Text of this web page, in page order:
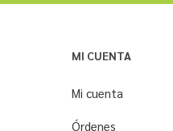
MI CUENTA
Mi cuenta
Órdenes